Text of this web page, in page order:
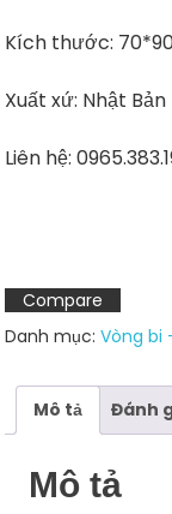
Kích thước:
Xuất xứ: Nhật Bản
Liên hệ:
Compare
Danh mục:Vòng bi
Mô tả Đánh
Mô tả